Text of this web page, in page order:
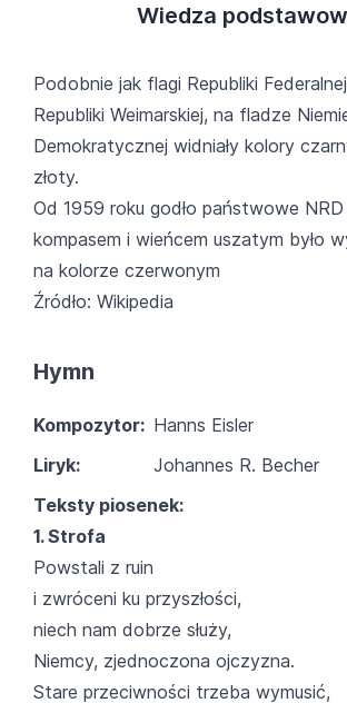
Wiedza
Podobnie jak flagi Republiki
Republiki Weimarskiej, na fladze
Demokratycznej widniały kolory
złoty.
Od 1959 roku godło państwowe NRD
kompasem i wieńcem uszatym było
na kolorze czerwonym
Źródło: Wikipedia
Hymn
Kompozytor: Hanns Eisler
Liryk:
Johannes R. Becher
Teksty piosenek:
1. Strofa
Powstali z ruin
i zwróceni ku przyszłości,
niech nam dobrze służy,
Niemcy, zjednoczona ojczyzna.
Stare przeciwności trzeba wymusić,